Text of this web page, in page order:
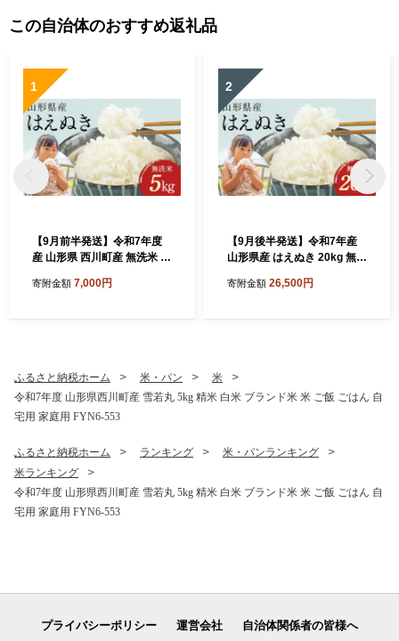
この自治体のおすすめ返礼品
1
【9月前半発送】令和7年度
産 山形県 西川町産 無洗米 は
ブランド米 ごはん ご飯 節水
寄附金額 7,000円
2
【9月後半発送】令和7年産
山形県産 はえぬき 20kg 無洗
ん ご飯 白米 国産 ブランド米
寄附金額 26,500円
ふるさと納税ホーム 米・パン
米
令和7年度 山形県西川町産 雪若丸 5kg 精米 白米 ブランド米 米 ご飯 ごはん 自
宅用 家庭用 FYN6-553
ふるさと納税ホーム ランキング
米・パンランキング
米ランキング
令和7年度 山形県西川町産 雪若丸 5kg 精米 白米 ブランド米 米 ご飯 ごはん 自
宅用 家庭用 FYN6-553
プライバシーポリシー 運営会社 自治体関係者の皆様へ